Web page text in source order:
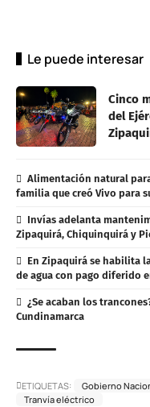
Le puede interesar
Cinco
del
Alimentación natural
familia que creó Vivo para
Invías adelanta
Zipaquirá, Chiquinquirá y
En Zipaquirá se habilita
de agua con pago diferido
¿Se acaban los
Cundinamarca
ETIQUETAS: Gobierno
Tranvía eléctrico